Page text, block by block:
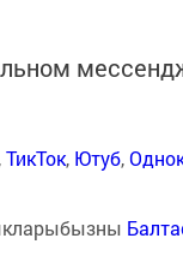
,ТикТок, Ютуб,